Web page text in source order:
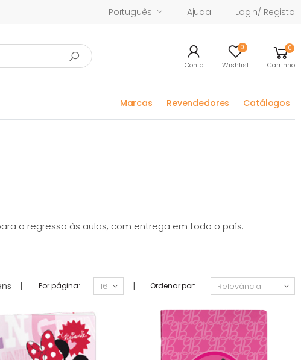
Português Ajuda Login/ Registo
Conta
0
Wishlist
0
Carrinho
Marcas Revendedores Catálogos
o regresso às aulas, com entrega em todo o país.
| Por página: | Ordenar por: